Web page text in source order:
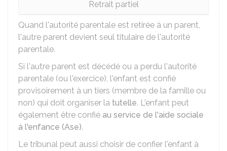
Retrait partiel
Quand l'autorité parentale est retirée à un parent,
l'autre parent devient seul titulaire de l'autorité
parentale.
Si l'autre parent est décédé ou a perdu l'autorité
parentale (ou l'exercice), l'enfant est confié
provisoirement à un tiers (membre de la famille ou
non) qui doit organiser la tutelle. L'enfant peut
également être confié au service de l'aide sociale
à l'enfance (Ase).
Le tribunal peut aussi choisir de confier l'enfant à